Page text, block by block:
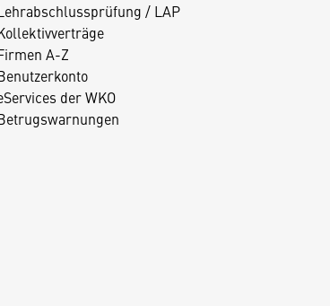
/ LAP
A-Z
der WKO